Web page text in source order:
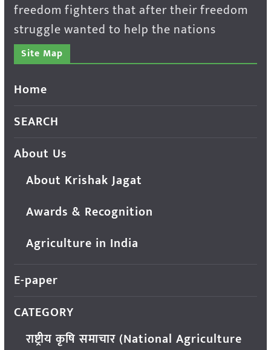
freedom fighters that after their freedom
struggle wanted to help the nations
Site Map
Home
SEARCH
About Us
About Krishak Jagat
Awards & Recognition
Agriculture in India
E-paper
CATEGORY
राष्ट्रीय कृषि समाचार (National Agriculture